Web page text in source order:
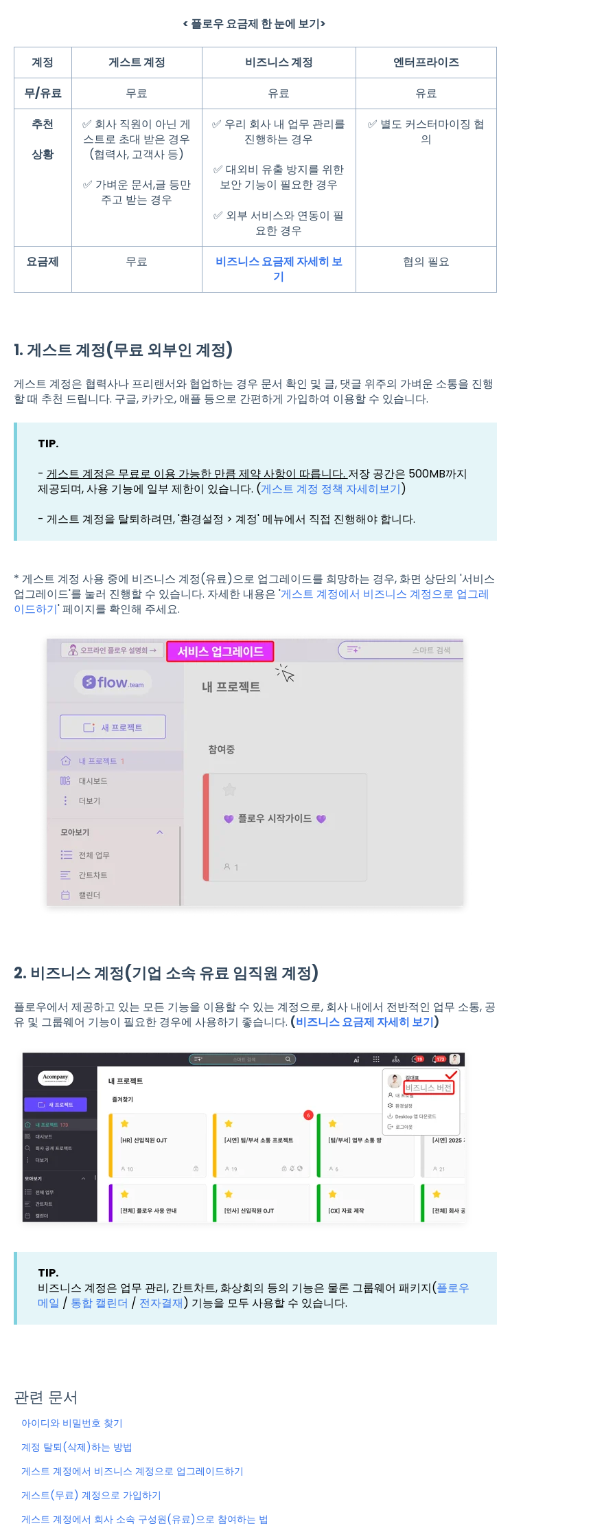
< 플로우 요금제 한 눈에 보기>
계정 게스트 계정 비즈니스 계정
엔터프라이즈
무/유료
무료 유료
유료
추천
상황
✅ 회사 직원이 아닌 게
스트로 초대 받은 경우
(협력사, 고객사 등)
✅ 가벼운 문서,글 등만
주고 받는 경우
✅ 우리 회사 내 업무 관리를
진행하는 경우
✅ 대외비 유출 방지를 위한
보안 기능이 필요한 경우
✅ 외부 서비스와 연동이 필
요한 경우
✅ 별도 커스터마이징 협
의
요금제 무료
비즈니스 요금제 자세히 보
기
협의 필요
1. 게스트 계정(무료 외부인 계정)
게스트 계정은 협력사나 프리랜서와 협업하는 경우 문서 확인 및 글, 댓글 위주의 가벼운 소통을 진행
할 때 추천 드립니다. 구글, 카카오, 애플 등으로 간편하게 가입하여 이용할 수 있습니다.
TIP.
- 게스트 계정은 무료로 이용 가능한 만큼 제약 사항이 따릅니다. 저장 공간은 500MB까지
제공되며, 사용 기능에 일부 제한이 있습니다. (게스트 계정 정책 자세히보기)
- 게스트 계정을 탈퇴하려면, '환경설정 > 계정' 메뉴에서 직접 진행해야 합니다.
* 게스트 계정 사용 중에 비즈니스 계정(유료)으로 업그레이드를 희망하는 경우, 화면 상단의 '서비스
업그레이드'를 눌러 진행할 수 있습니다. 자세한 내용은 '게스트 계정에서 비즈니스 계정으로 업그레
이드하기' 페이지를 확인해 주세요.
2. 비즈니스 계정(기업 소속 유료 임직원 계정)
플로우에서 제공하고 있는 모든 기능을 이용할 수 있는 계정으로, 회사 내에서 전반적인 업무 소통, 공
유 및 그룹웨어 기능이 필요한 경우에 사용하기 좋습니다. (비즈니스 요금제 자세히 보기)
TIP.
비즈니스 계정은 업무 관리, 간트차트, 화상회의 등의 기능은 물론 그룹웨어 패키지(플로우
메일 / 통합 캘린더 / 전자결재) 기능을 모두 사용할 수 있습니다.
관련 문서
아이디와 비밀번호 찾기
계정 탈퇴(삭제)하는 방법
게스트 계정에서 비즈니스 계정으로 업그레이드하기
게스트(무료) 계정으로 가입하기
게스트 계정에서 회사 소속 구성원(유료)으로 참여하는 법